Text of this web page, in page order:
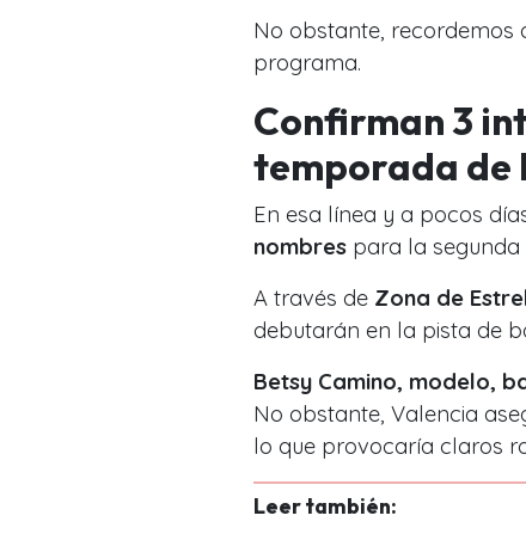
No obstante, recordemos
programa.
Confirman 3
temporada de
En esa línea y a pocos
nombres para la
A través de Zona de
debutarán en la pista de
Betsy Camino, modelo,
No obstante, Valencia
lo que provocaría claros
Leer también: